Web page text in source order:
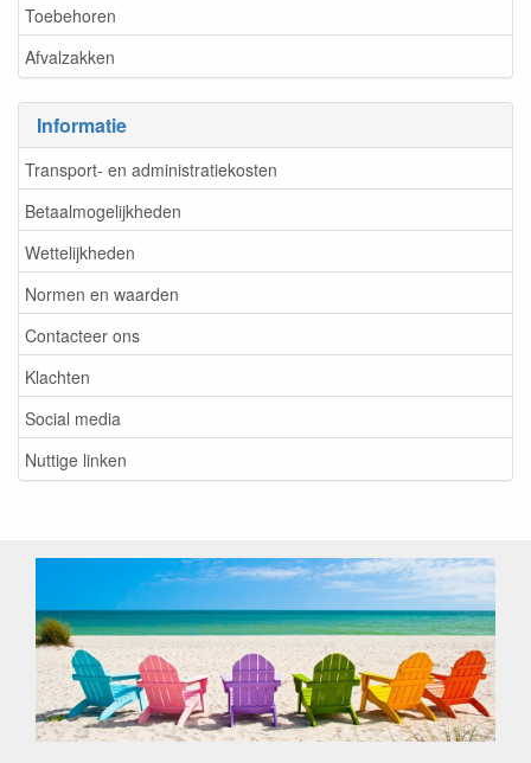
Toebehoren
Afvalzakken
Informatie
Transport- en administratiekosten
Betaalmogelijkheden
Wettelijkheden
Normen en waarden
Contacteer ons
Klachten
Social media
Nuttige linken